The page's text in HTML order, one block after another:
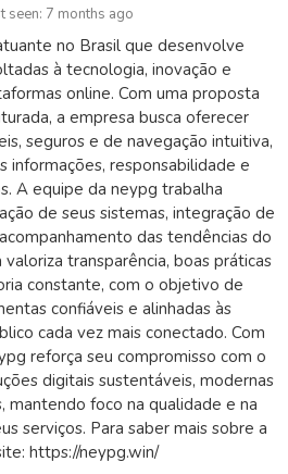
seen: 7 months ago
no Brasil que desenvolve
à tecnologia, inovação e
online. Com uma proposta
a empresa busca oferecer
seguros e de navegação intuitiva,
informações, responsabilidade e
A equipe da neypg trabalha
de seus sistemas, integração de
das tendências do
transparência, boas práticas
constante, com o objetivo de
confiáveis e alinhadas às
cada vez mais conectado. Com
reforça seu compromisso com o
digitais sustentáveis, modernas
mantendo foco na qualidade e na
serviços. Para saber mais sobre a
https://neypg.win/